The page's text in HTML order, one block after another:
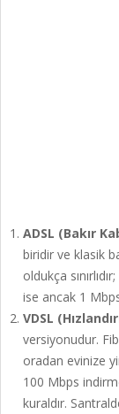
ADSL (Bakır
biridir ve klasik
oldukça
ise ancak 1
VDSL
versiyonudur.
oradan evinize
100 Mbps
kuraldır.